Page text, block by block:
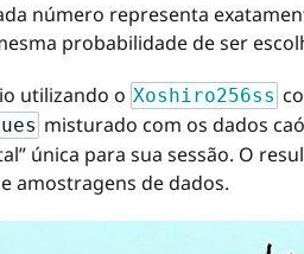
número representa
probabilidade de ser
utilizando o Xoshiro256ss
misturado com os dados
única para sua sessão. O
amostragens de dados.